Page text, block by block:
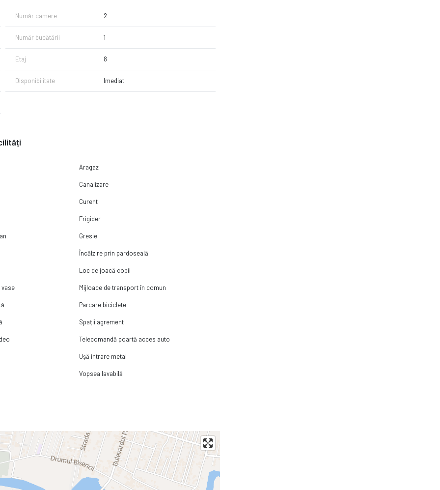
Număr camere 2
Număr bucătării 1
Etaj 8
Disponibilitate Imediat
Aragaz
Canalizare
Curent
Frigider
Gresie
Încălzire prin pardoseală
Loc de joacă copii
vase Mijloace de transport în comun
Parcare biciclete
Spații agrement
Telecomandă poartă acces auto
Ușă intrare metal
Vopsea lavabilă